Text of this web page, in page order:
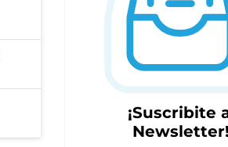
¡Suscribite
Newsletter!